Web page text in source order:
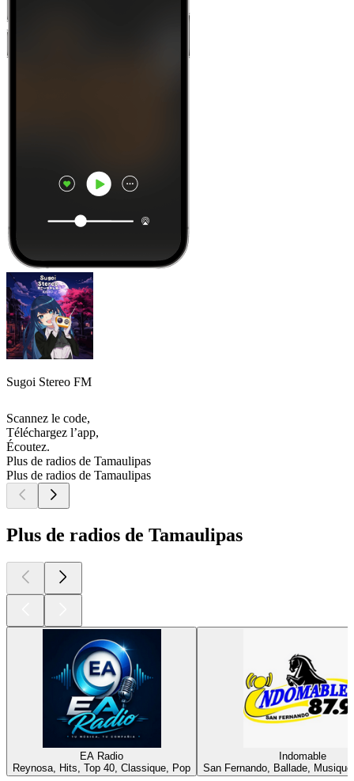
Sugoi Stereo FM
Scannez le code,
Téléchargez l’app,
Écoutez.
Plus de radios de Tamaulipas
Plus de radios de Tamaulipas
Plus de radios de Tamaulipas
EA Radio
Reynosa, Hits, Top 40, Classique, Pop
Indomable
San Fernando, Ballade,